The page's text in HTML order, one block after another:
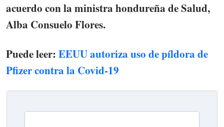
acuerdo con la ministra hondureña de Salud,
Alba Consuelo Flores.
Puede leer: EEUU autoriza uso de píldora de
Pfizer contra la Covid-19